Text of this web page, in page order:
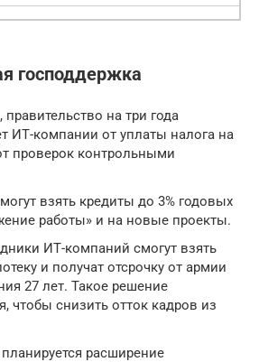
господдержка
правительство на три года
ИТ-компании от уплаты налога на
проверок контрольными
взять кредиты до 3% годовых
работы» и на новые проекты.
ИТ-компаний смогут взять
и получат отсрочку от армии
27 лет. Такое решение
чтобы снизить отток кадров из
расширение